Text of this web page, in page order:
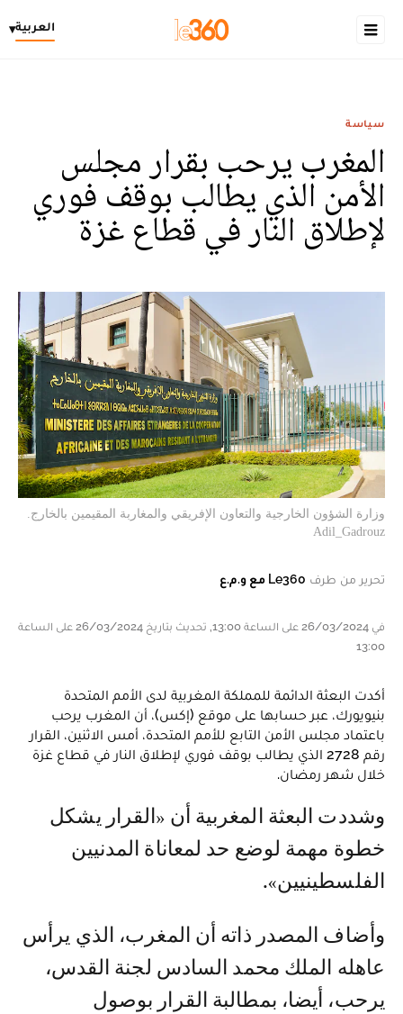
العربية▾
سياسة
المغرب يرحب بقرار مجلس
الأمن الذي يطالب بوقف فوري
لإطلاق النار في قطاع غزة
وزارة الشؤون الخارجية والتعاون الإفريقي والمغاربة المقيمين بالخارج.
Adil_Gadrouz
تحرير من طرف Le360 مع و.م.ع
في 26/03/2024 على الساعة 13:00, تحديث بتاريخ 26/03/2024 على الساعة
13:00
أكدت البعثة الدائمة للمملكة المغربية لدى الأمم المتحدة
بنيويورك، عبر حسابها على موقع (إكس)، أن المغرب يرحب
باعتماد مجلس الأمن التابع للأمم المتحدة، أمس الاثنين، القرار
رقم 2728 الذي يطالب بوقف فوري لإطلاق النار في قطاع غزة
خلال شهر رمضان.
وشددت البعثة المغربية أن «القرار يشكل
خطوة مهمة لوضع حد لمعاناة المدنيين
الفلسطينيين».
وأضاف المصدر ذاته أن المغرب، الذي يرأس
عاهله الملك محمد السادس لجنة القدس،
يرحب، أيضا، بمطالبة القرار بوصول